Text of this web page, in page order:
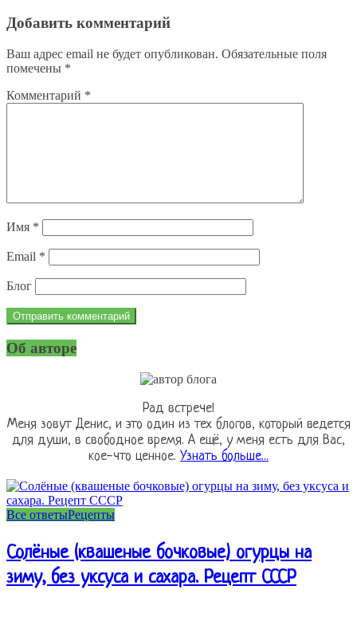
Добавить комментарий
Ваш адрес email не будет опубликован. Обязательные поля
помечены *
Комментарий *
Имя *
Email *
Блог
Об авторе
Рад встрече!
Меня зовут Денис, и это один из тех блогов, который ведется
для души, в свободное время. А ещё, у меня есть для Вас,
кое-что ценное. Узнать больше...
Все ответыРецепты
Солёные (квашеные бочковые) огурцы на
зиму, без уксуса и сахара. Рецепт СССР